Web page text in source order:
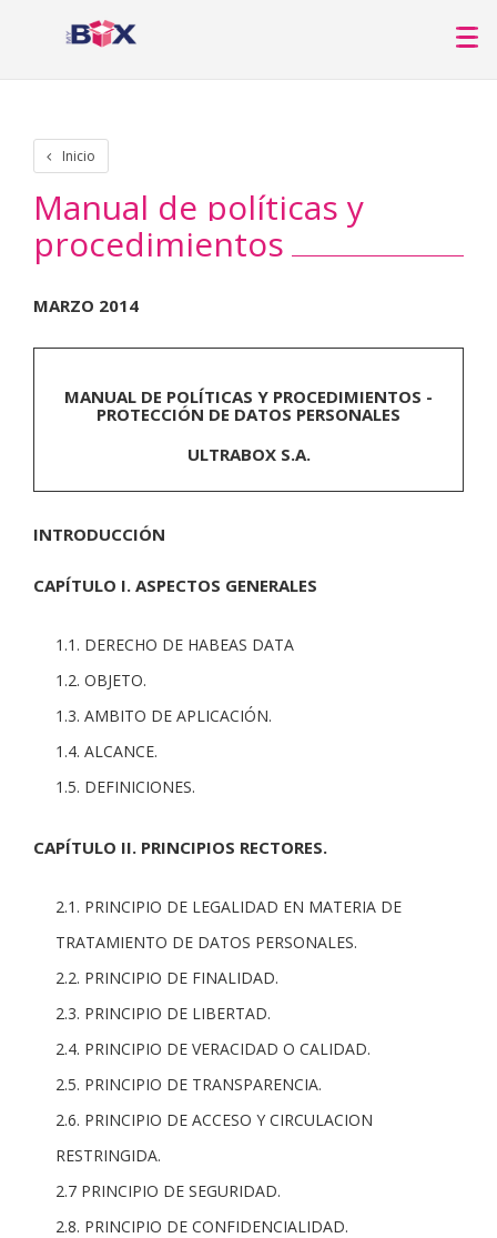
Inicio
Manual de políticas y
procedimientos
MARZO 2014
MANUAL DE POLÍTICAS Y PROCEDIMIENTOS -
PROTECCIÓN DE DATOS PERSONALES
ULTRABOX S.A.
INTRODUCCIÓN
CAPÍTULO I. ASPECTOS GENERALES
1.1. DERECHO DE HABEAS DATA
1.2. OBJETO.
1.3. AMBITO DE APLICACIÓN.
1.4. ALCANCE.
1.5. DEFINICIONES.
CAPÍTULO II. PRINCIPIOS RECTORES.
2.1. PRINCIPIO DE LEGALIDAD EN MATERIA DE
TRATAMIENTO DE DATOS PERSONALES.
2.2. PRINCIPIO DE FINALIDAD.
2.3. PRINCIPIO DE LIBERTAD.
2.4. PRINCIPIO DE VERACIDAD O CALIDAD.
2.5. PRINCIPIO DE TRANSPARENCIA.
2.6. PRINCIPIO DE ACCESO Y CIRCULACION
RESTRINGIDA.
2.7 PRINCIPIO DE SEGURIDAD.
2.8. PRINCIPIO DE CONFIDENCIALIDAD.